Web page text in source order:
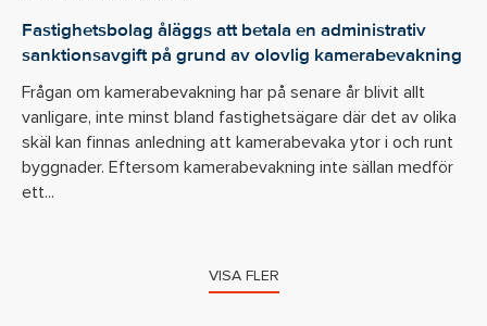
Fastighetsbolag åläggs att betala en administrativ
sanktionsavgift på grund av olovlig kamerabevakning
Frågan om kamerabevakning har på senare år blivit allt
vanligare, inte minst bland fastighetsägare där det av olika
skäl kan finnas anledning att kamerabevaka ytor i och runt
byggnader. Eftersom kamerabevakning inte sällan medför
ett...
VISA FLER